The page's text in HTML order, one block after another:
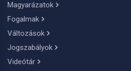
Magyarázatok
Fogalmak
Változások
Jogszabályok
Videótár